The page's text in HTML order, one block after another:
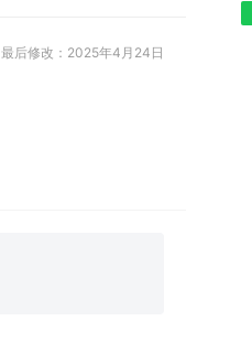
最后修改：2025年4月24日